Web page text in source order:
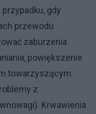
gdy
przewodu
zaburzenia
powiększenie
towarzyszącym
z
Krwawienia